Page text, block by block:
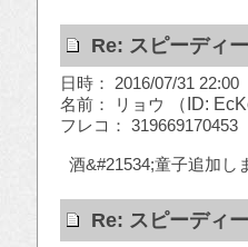
Re: スピーディ
日時： 2016/07/31 22:00
名前： リョウ
（ID:
フレコ： 319669170453
酒&#21534;童子追加し
Re: スピーディ